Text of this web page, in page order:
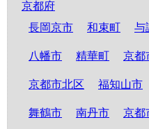
京都府
長岡京市
和束町 与
八幡市 精華町 京都
京都市北区 福知山市
舞鶴市 南丹市 京都